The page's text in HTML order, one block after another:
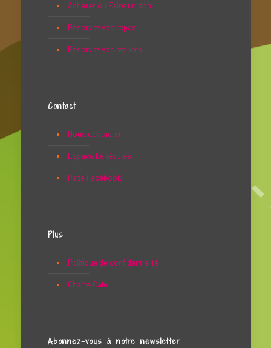
Adhérer ou Faire un don
Réservez vos repas
Réservez vos ateliers
Contact
Nous contacter
Espace bénévoles
Page Facebook
Plus
Politique de confidentialité
Charte Café
Abonnez-vous à notre newsletter